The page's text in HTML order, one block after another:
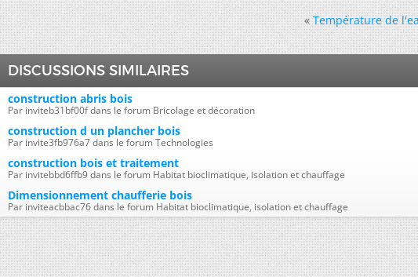
« Température de
DISCUSSIONS SIMILAIRES
construction abris bois
Par inviteb31bf00f dans le forum Bricolage et décoration
construction d un plancher bois
Par invite3fb976a7 dans le forum Technologies
construction bois et traitement
Par invitebbd6ffb9 dans le forum Habitat bioclimatique, isolation et chauffage
Dimensionnement chaufferie bois
Par inviteacbbac76 dans le forum Habitat bioclimatique, isolation et chauffage